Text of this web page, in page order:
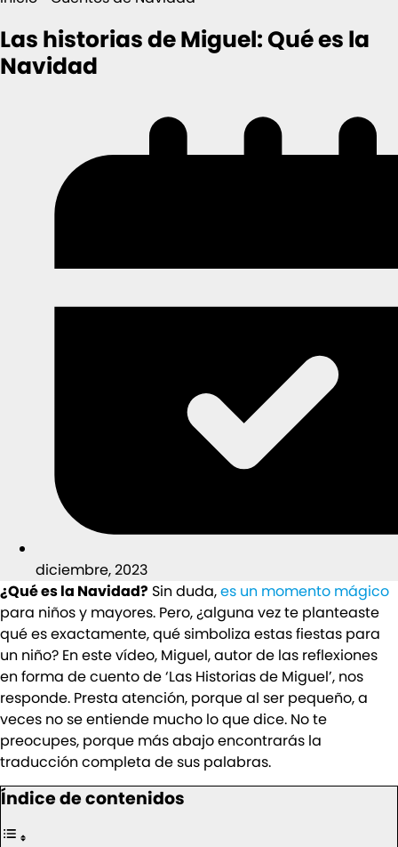
Las historias de Miguel: Qué es la
Navidad
diciembre, 2023
¿Qué es la Navidad? Sin duda,es un momento mágico
para niños y mayores. Pero, ¿alguna vez te planteaste
qué es exactamente, qué simboliza estas fiestas para
un niño? En este vídeo, Miguel, autor de las reflexiones
en forma de cuento de ‘Las Historias de Miguel’, nos
responde. Presta atención, porque al ser pequeño, a
veces no se entiende mucho lo que dice. No te
preocupes, porque más abajo encontrarás la
traducción completa de sus palabras.
Índice de contenidos